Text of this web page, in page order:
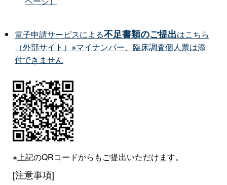
電子申請サービスによる不足書類のご提出はこちら
（外部サイト）※マイナンバー、臨床調査個人票は添
付できません
※上記のQRコードからもご提出いただけます。
[注意事項]